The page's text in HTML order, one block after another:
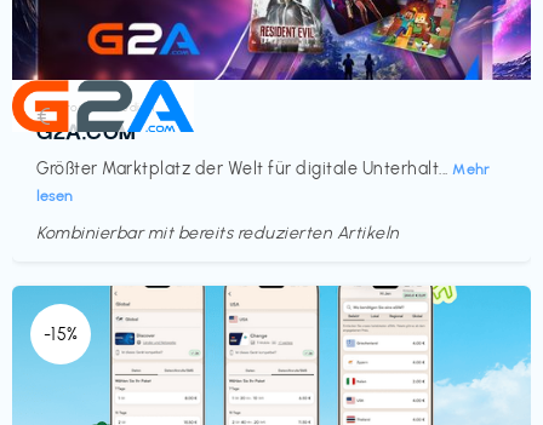
Elektronik & Medien
G2A.COM
Größter Marktplatz der Welt für digitale Unterhalt... Mehr
lesen
€‎
Kombinierbar mit bereits reduzierten Artikeln
-15%